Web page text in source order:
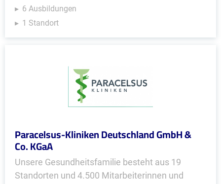
6 Ausbildungen
1 Standort
Paracelsus-Kliniken Deutschland GmbH &
Co. KGaA
Unsere Gesundheitsfamilie besteht aus 19
Standorten und 4.500 Mitarbeiterinnen und